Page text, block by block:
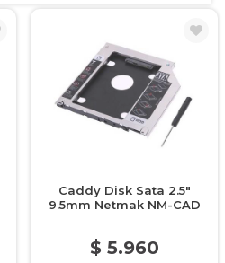
Caddy Disk Sata 2.5"
9.5mm Netmak NM-CAD
$ 5.960